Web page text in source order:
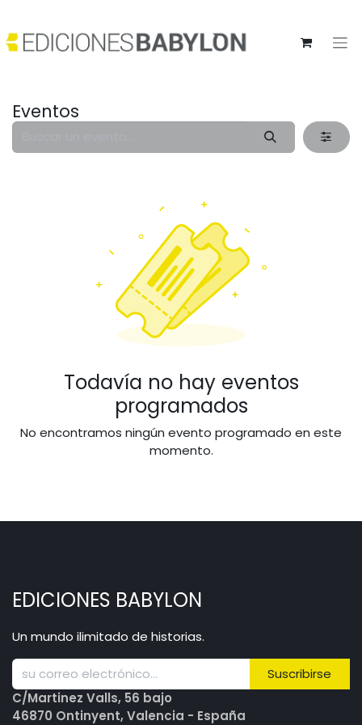
Eventos
Todavía no hay eventos
programados
No encontramos ningún evento programado en este
momento.
EDICIONES BABYLON
Un mundo ilimitado de historias.
Suscribirse
C/Martinez Valls, 56 bajo
46870 Ontinyent, Valencia - España